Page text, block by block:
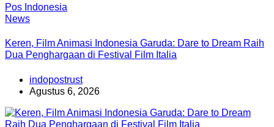
News
Keren, Film Animasi Indonesia Garuda: Dare to Dream Raih
Dua Penghargaan di Festival Film Italia
indopostrust
Agustus 6, 2026